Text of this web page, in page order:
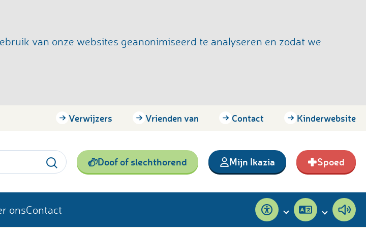
van onze websites geanonimiseerd te analyseren en zodat we
Verwijzers Vrienden van Contact Kinderwebsite
Doof of slechthorend Mijn Ikazia Spoed
onsContact Toegankelijkheid
Pagina